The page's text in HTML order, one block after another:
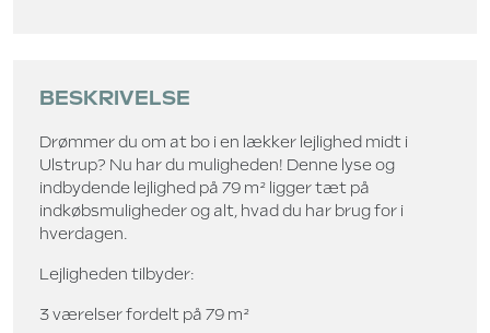
BESKRIVELSE
Drømmer du om at bo i en lækker lejlighed midt i
Ulstrup? Nu har du muligheden! Denne lyse og
indbydende lejlighed på 79 m² ligger tæt på
indkøbsmuligheder og alt, hvad du har brug for i
hverdagen.
Lejligheden tilbyder:
3 værelser fordelt på 79 m²